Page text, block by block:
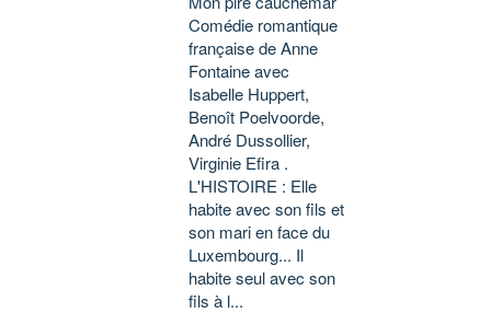
Comédie romantique
française de Anne
Fontaine avec
Isabelle Huppert,
Benoît Poelvoorde,
André Dussollier,
Virginie Efira .
L'HISTOIRE : Elle
habite avec son fils et
son mari en face du
Luxembourg... Il
habite seul avec son
fils à l...